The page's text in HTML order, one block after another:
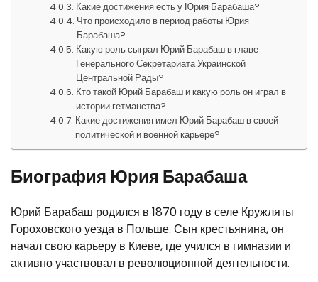
Какие достижения есть у Юрия Барабаша?
Что происходило в период работы Юрия
Барабаша?
Какую роль сыграл Юрий Барабаш в главе
Генерального Секретариата Украинской
Центральной Рады?
Кто такой Юрий Барабаш и какую роль он играл в
истории гетманства?
Какие достижения имел Юрий Барабаш в своей
политической и военной карьере?
Биография Юрия Барабаша
Юрий Барабаш родился в 1870 году в селе Кружляты
Гороховского уезда в Польше. Сын крестьянина, он
начал свою карьеру в Киеве, где учился в гимназии и
активно участвовал в революционной деятельности.